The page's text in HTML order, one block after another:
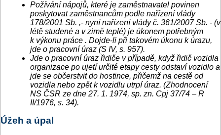
Požívání nápojů, které je zaměstnavatel povinen
poskytovat zaměstnancům podle nařízení vlády
178/2001 Sb. ,- nyní nařízení vlády č. 361/2007 Sb. - (v
létě studené a v zimě teplé) je úkonem potřebným
k výkonu práce . Dojde-li při takovém úkonu k úrazu,
jde o pracovní úraz (S IV, s. 957).
Jde o pracovní úraz řidiče v případě, když řidič vozidla
organizace po ujetí určité etapy cesty odstaví vozidlo a
jde se občerstvit do hostince, přičemž na cestě od
vozidla nebo zpět k vozidlu utrpí úraz. (Zhodnocení
NS ČSR ze dne 27. 1. 1974, sp. zn. Cpj 37/74 – R
II/1976, s. 34).
Úžeh a úpal